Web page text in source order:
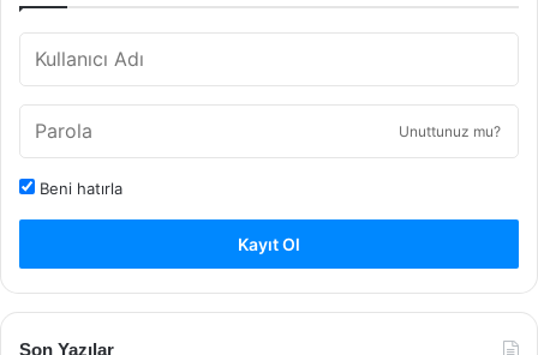
Unuttunuz mu?
Beni hatırla
Kayıt Ol
Son Yazılar